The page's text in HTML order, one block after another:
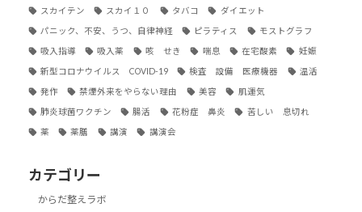
スカイテン スカイ１０ タバコ ダイエット
パニック、不安、うつ、自律神経 ピラティス モストグラフ
吸入指導 吸入薬 咳 せき 喘息 在宅酸素 妊娠
新型コロナウイルス COVID-19 検査 設備 医療機器 温活
発作 禁煙外来をやらない理由 美容 肌運気
肺炎球菌ワクチン 腸活 花粉症 鼻炎 苦しい 息切れ
薬 薬膳 講演 講演会
カテゴリー
からだ整えラボ